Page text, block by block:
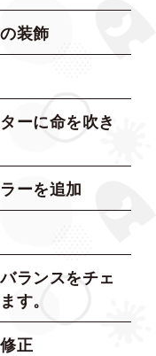
装飾
ーに命を吹き
ーを追加
ランスをチェ
す。
正